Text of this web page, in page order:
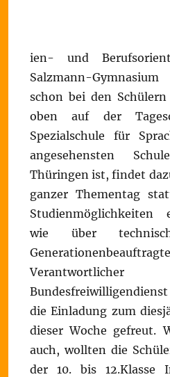
ien- und
Salzmann-
schon bei den
oben auf der
Spezialschule für
angesehensten
Thüringen ist, findet
ganzer Thementag
Studienmöglichkeiten
wie über
die Einladung zum
dieser Woche gefreut.
auch, wollten die
der 10. bis 12.Klasse